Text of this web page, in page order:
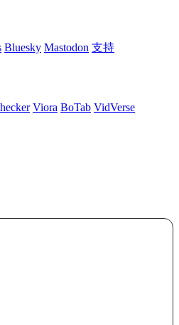
Bluesky Mastodon 支持
Viora BoTab VidVerse